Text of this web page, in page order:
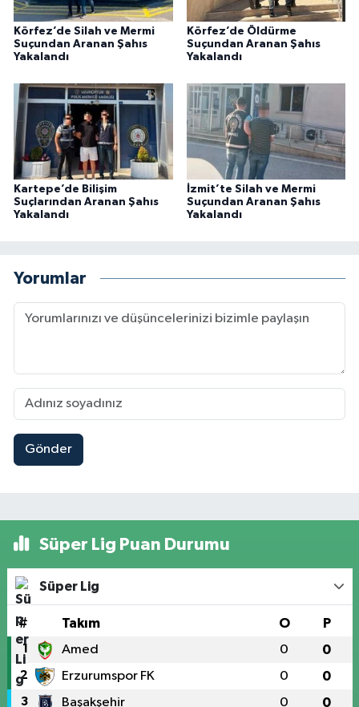
Körfez’de Silah ve Mermi
Suçundan Aranan Şahıs
Yakalandı
Körfez’de Öldürme
Suçundan Aranan Şahıs
Yakalandı
Kartepe’de Bilişim
Suçlarından Aranan Şahıs
Yakalandı
İzmit’te Silah ve Mermi
Suçundan Aranan Şahıs
Yakalandı
Yorumlar
Gönder
Süper Lig Puan Durumu
Süper Lig
# Takım O P
1 Amed 0 0
2 Erzurumspor FK 0 0
3 Başakşehir 0 0